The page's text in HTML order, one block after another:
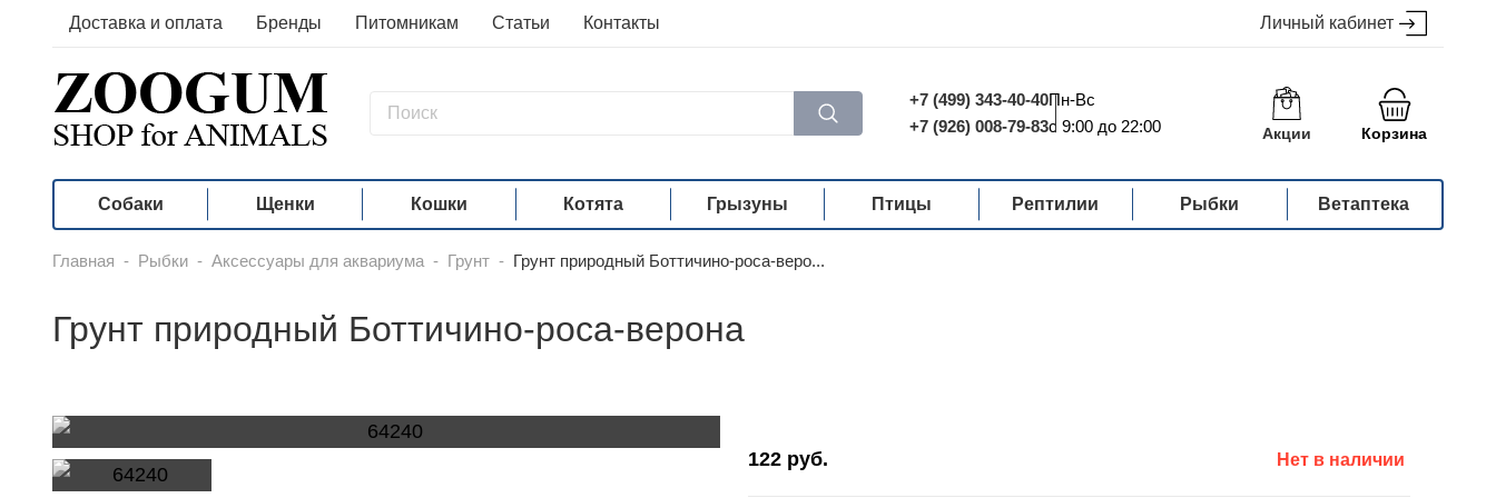
Доставка и оплата Бренды Питомникам Статьи Контакты Личный кабинет
+7 (499) 343-40-40
+7 (926) 008-79-83
Пн-Вс
с 9:00 до 22:00
Акции Корзина
Собаки Щенки Кошки Котята Грызуны Птицы Рептилии Рыбки Ветаптека
Главная - Рыбки - Аксессуары для аквариума - Грунт - Грунт природный Боттичино-роса-веро...
Грунт природный Боттичино-роса-верона
122 руб. Нет в наличии